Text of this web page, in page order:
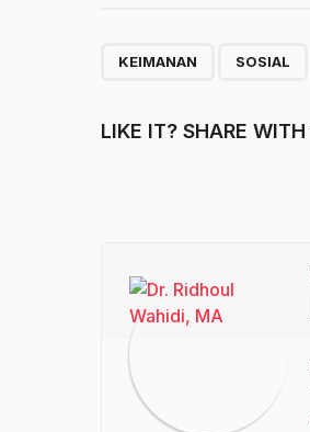
KEIMANAN SOSIAL
LIKE IT? SHARE WITH